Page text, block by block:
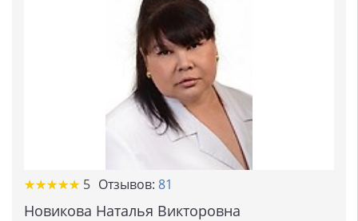
★★★★★
★★★★★ 5 Отзывов: 81
Новикова Наталья Викторовна